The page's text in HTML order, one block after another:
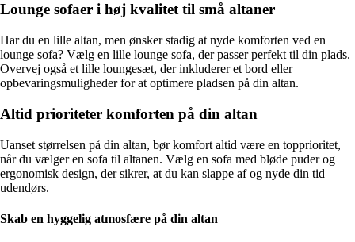
Lounge sofaer i høj kvalitet til små altaner
Har du en lille altan, men ønsker stadig at nyde komforten ved en
lounge sofa? Vælg en lille lounge sofa, der passer perfekt til din plads.
Overvej også et lille loungesæt, der inkluderer et bord eller
opbevaringsmuligheder for at optimere pladsen på din altan.
Altid prioriteter komforten på din altan
Uanset størrelsen på din altan, bør komfort altid være en topprioritet,
når du vælger en sofa til altanen. Vælg en sofa med bløde puder og
ergonomisk design, der sikrer, at du kan slappe af og nyde din tid
udendørs.
Skab en hyggelig atmosfære på din altan